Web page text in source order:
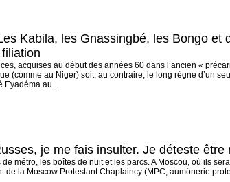
Kabila, les Gnassingbé, les Bongo et
acquises au début des années 60 dans l’ancien «
(comme au Niger) soit, au contraire, le long règne d’un
Eyadéma au...
je me fais insulter. Je déteste être
de métro, les boîtes de nuit et les parcs. A Moscou, où ils
de la Moscow Protestant Chaplaincy (MPC, aumônerie